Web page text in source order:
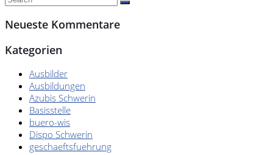
Neueste Kommentare
Kategorien
Ausbilder
Ausbildungen
Azubis Schwerin
Basisstelle
buero-wis
Dispo Schwerin
geschaeftsfuehrung